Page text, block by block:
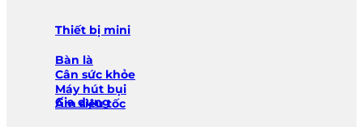
Thiết bị mini
Bàn là
Cân sức khỏe
Máy hút bụi
Ấm siêu tốc
Gia dụng